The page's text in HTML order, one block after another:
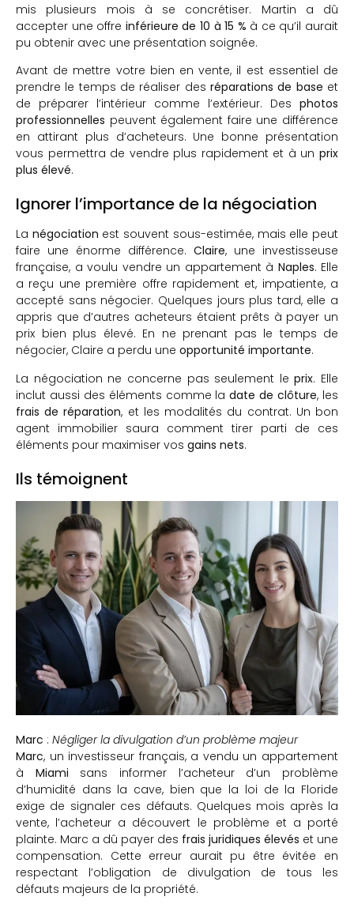
mis plusieurs mois à se concrétiser. Martin a dû
accepter une offre inférieure de 10 à 15 % à ce qu’il aurait
pu obtenir avec une présentation soignée.
Avant de mettre votre bien en vente, il est essentiel de
prendre le temps de réaliser des réparations de base et
de préparer l’intérieur comme l’extérieur. Des photos
professionnelles peuvent également faire une différence
en attirant plus d’acheteurs. Une bonne présentation
vous permettra de vendre plus rapidement et à un prix
plus élevé.
Ignorer l’importance de la négociation
La négociation est souvent sous-estimée, mais elle peut
faire une énorme différence. Claire, une investisseuse
française, a voulu vendre un appartement à Naples. Elle
a reçu une première offre rapidement et, impatiente, a
accepté sans négocier. Quelques jours plus tard, elle a
appris que d’autres acheteurs étaient prêts à payer un
prix bien plus élevé. En ne prenant pas le temps de
négocier, Claire a perdu une opportunité importante.
La négociation ne concerne pas seulement leprix. Elle
inclut aussi des éléments comme ladate de clôture, les
frais de réparation, et les modalités du contrat. Un bon
agent immobilier saura comment tirer parti de ces
éléments pour maximiser vos gains nets.
Ils témoignent
Marc : Négliger la divulgation d’un problème majeur
Marc, un investisseur français, a vendu un appartement
à Miami sans informer l’acheteur d’un problème
d’humidité dans la cave, bien que la loi de la Floride
exige de signaler ces défauts. Quelques mois après la
vente, l’acheteur a découvert le problème et a porté
plainte. Marc a dû payer des frais juridiques élevés et une
compensation. Cette erreur aurait pu être évitée en
respectant l’obligation de divulgation de tous les
défauts majeurs de la propriété.